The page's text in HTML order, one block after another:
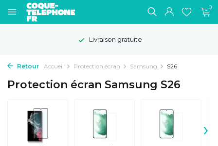
0
Livraison gratuite
Retour Accueil Protection écran Samsung S26
Protection écran Samsung S26
›